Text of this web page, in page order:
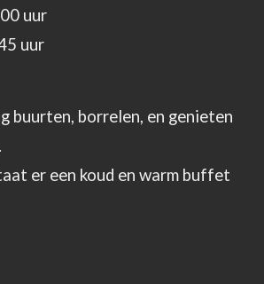
uur
13.45 uur
buurten, borrelen, en genieten
er een koud en warm buffet